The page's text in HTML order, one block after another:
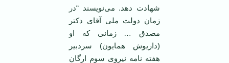
شهادت دهد. می‌نویسند “در
زمان دولت ملی آقای دکتر
مصدق … زمانی که او
(داریوش همایون) سردبیر
هفته نامه نیروی سوم ارگان